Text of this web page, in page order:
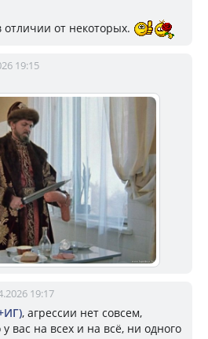
отличии от некоторых.
19:15
19:17
, агрессии нет совсем,
у вас на всех и на всё, ни одного